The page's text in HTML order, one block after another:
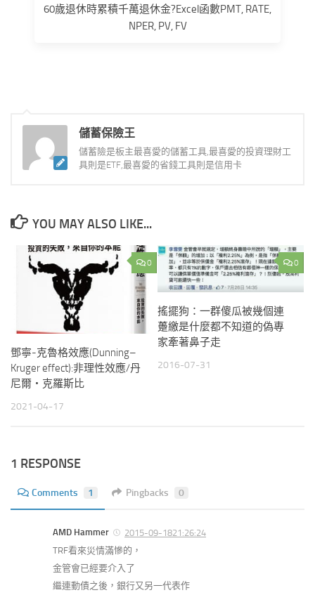
60歲退休時累積千萬退休金?Excel函數PMT, RATE,
NPER, PV, FV
儲蓄保險王
儲蓄險是板主最喜愛的儲蓄工具,最喜愛的投資理財工
具則是ETF,最喜愛的省錢工具則是信用卡
YOU MAY ALSO LIKE...
0
鄧寧-克魯格效應(Dunning–
Kruger effect):非理性效應/丹
尼爾‧克羅斯比
2021-04-17
0
搖擺狗：一群傻瓜被幾個連
躉繳是什麼都不知道的偽專
家牽著鼻子走
2016-07-31
1 RESPONSE
Comments 1 Pingbacks 0
AMD Hammer
2015-09-1821:26:24
TRF看來災情滿慘的，
金管會已經要介入了
繼連動債之後，銀行又另一代表作